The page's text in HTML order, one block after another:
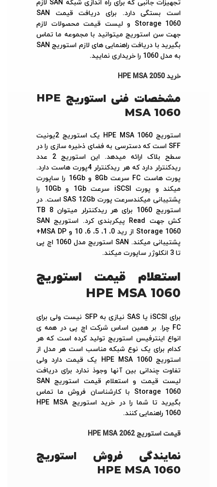
تجهیزات جانبی که برای راه اندازی شبکه SAN لازم
است بستگی دارد. برای دریافت قیمت SAN
Storage 1060 و لیست قیمت محصولات لازم
جهت سن استوریج میتوانید با مجموعه ما تماس
بگیرید با دریافت راهنمایی های لازم استوریج SAN
به مدل 1060 را خریداری نمایید.
خرید HPE MSA 2050
مشخصات فنی استوریج HPE
MSA 1060
استوریج HPE MSA 1060 یک استوریج 2یونیت
SFF است که دسترسی به فضای ذخیره سازی را در
سطح بلاک ارائه میدهد. این استوریج 2 عدد
ریدکنترلر دارد که هر ریدکنترلر 4پورت هاست دارد.
پورت هاست FC سرعت 8Gb و 16Gb را ساپورت
میکند و پورت iSCSI سرعت 1Gb و 10Gb را
پشتیبانی میکندسرعت پورت SAS 12Gb است. در
استوریج 1060 برای هر ریدکنترلر میتوان 8 TB
کش جهت Read پیکربندی کرد. استوریج SAN
Storage 1060 از رید 0، 1، 5، 6، 10 و MSA DP+
پشتیبانی میکند. SAN استوریج مدل 1060 اچ پی
تا 3 انکلوژر ساپورت میکند.
استعلام قیمت استوریج
HPE MSA 1060
برای iSCSI یا SAS نیازی به SFP نیست ولی برای
FC چرا. بر همین اساس شرکت اچ پی در همه ی
انواع اینترفیس استوریج تولید کرده است که هر
کدام برای یک نوع شبکه مناسب است هر مدل از
استوریج HPE MSA 1060 یک قیمت دارد ولی
تفاوت چندانی بین آنها وجوذ ندارد برای دریافت
لیست قیمت و استعلام قیمت استوریج SAN
Storage 1060 با کارشناسان فروش ما تماس
بگیرید تا شما را در خرید استوریج HPE MSA
1060 راهنمایی کنند.
قیمت استوریج HPE MSA 2062
نمایندگی فروش استوریج
HPE MSA 1060